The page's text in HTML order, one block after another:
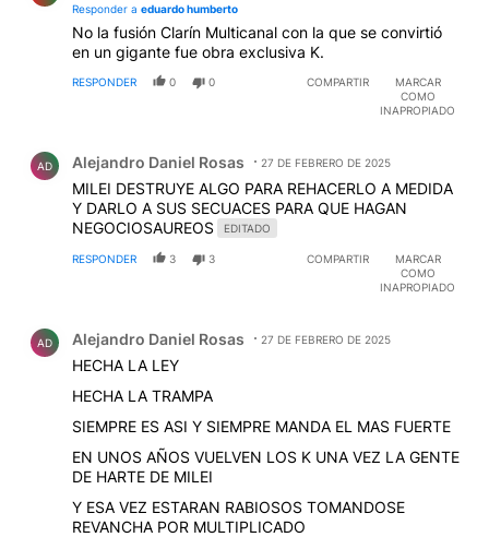
Responder a eduardo humberto
No la fusión Clarín Multicanal con la que se convirtió
en un gigante fue obra exclusiva K.
RESPONDER 0 0 COMPARTIR
MARCAR
COMO
INAPROPIADO
AD Alejandro Daniel Rosas 27 DE FEBRERO DE 2025
MILEI DESTRUYE ALGO PARA REHACERLO A MEDIDA
Y DARLO A SUS SECUACES PARA QUE HAGAN
NEGOCIOSAUREOS
EDITADO
RESPONDER 3 3 COMPARTIR
MARCAR
COMO
INAPROPIADO
AD Alejandro Daniel Rosas 27 DE FEBRERO DE 2025
HECHA LA LEY
HECHA LA TRAMPA
SIEMPRE ES ASI Y SIEMPRE MANDA EL MAS FUERTE
EN UNOS AÑOS VUELVEN LOS K UNA VEZ LA GENTE
DE HARTE DE MILEI
Y ESA VEZ ESTARAN RABIOSOS TOMANDOSE
REVANCHA POR MULTIPLICADO